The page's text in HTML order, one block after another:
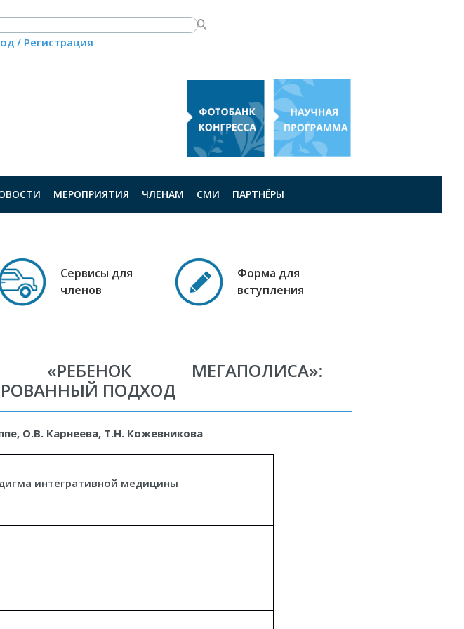
/ Регистрация
МЕРОПРИЯТИЯ ЧЛЕНАМ СМИ ПАРТНЁРЫ
Сервисы для
членов
Форма для
вступления
«РЕБЕНОК МЕГАПОЛИСА»:
ПОДХОД
О.В. Карнеева, Т.Н. Кожевникова
интегративной медицины